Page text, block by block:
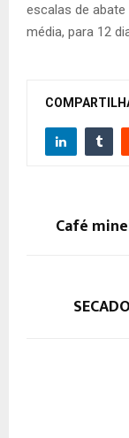
escalas de
média, para 12
Café